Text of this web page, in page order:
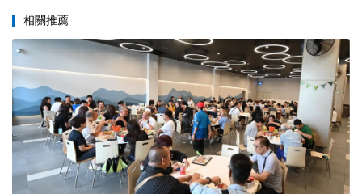
相關推薦